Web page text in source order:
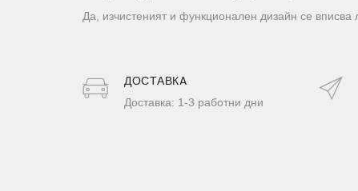
Да, изчистеният и функционален дизайн се
ДОСТАВКA
Доставка: 1-3 работни дни